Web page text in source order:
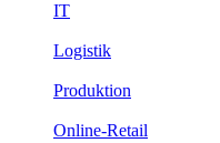
IT
Logistik
Produktion
Online-Retail